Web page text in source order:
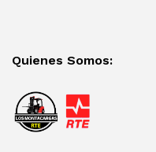
Quienes Somos: